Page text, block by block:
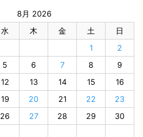
8月 2026
水 木 金 土
日
1
2
5 6 7 8
9
12 13 14 15
16
19 20 21 22
23
26 27 28 29
30